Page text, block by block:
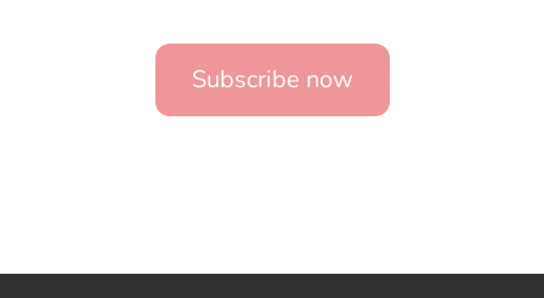
Subscribe now